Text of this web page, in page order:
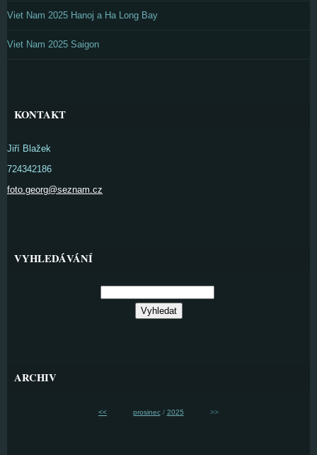
Viet Nam 2025 Hanoj a Ha Long Bay
Viet Nam 2025 Saigon
KONTAKT
Jiří Blažek
724342186
foto.georg@seznam.cz
VYHLEDÁVÁNÍ
ARCHIV
<< prosinec/ 2025 >>